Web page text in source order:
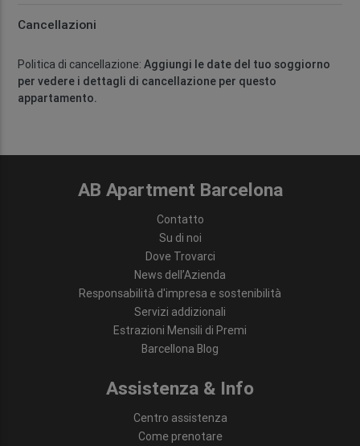
Cancellazioni
Politica di cancellazione:Aggiungi le date del tuo soggiorno
per vedere i dettagli di cancellazione per questo
appartamento.
AB Apartment Barcelona
Contatto
Su di noi
Dove Trovarci
News dell’Azienda
Responsabilità d'impresa e sostenibilità
Servizi addizionali
Estrazioni Mensili di Premi
Barcellona Blog
Assistenza & Info
Centro assistenza
Come prenotare